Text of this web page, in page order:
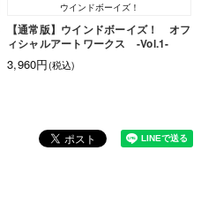
ウインドボーイズ！
【通常版】ウインドボーイズ！ オフ
ィシャルアートワークス -Vol.1-
3,960円(税込)